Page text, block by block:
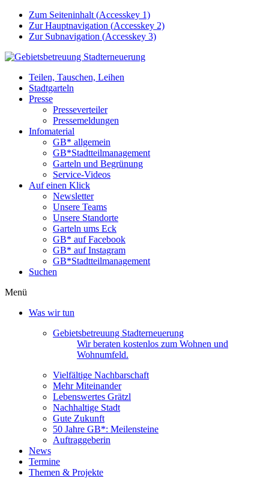
Zum Seiteninhalt (Accesskey 1)
Zur Hauptnavigation (Accesskey 2)
Zur Subnavigation (Accesskey 3)
Teilen, Tauschen, Leihen
Stadtgarteln
Presse
Presseverteiler
Pressemeldungen
Infomaterial
GB* allgemein
GB*Stadtteilmanagement
Garteln und Begrünung
Service-Videos
Auf einen Klick
Newsletter
Unsere Teams
Unsere Standorte
Garteln ums Eck
GB* auf Facebook
GB* auf Instagram
GB*Stadtteilmanagement
Suchen
Menü
Was wir tun
Gebietsbetreuung Stadterneuerung
Wir beraten kostenlos zum Wohnen und
Wohnumfeld.
Vielfältige Nachbarschaft
Mehr Miteinander
Lebenswertes Grätzl
Nachhaltige Stadt
Gute Zukunft
50 Jahre GB*: Meilensteine
Auftraggeberin
News
Termine
Themen & Projekte